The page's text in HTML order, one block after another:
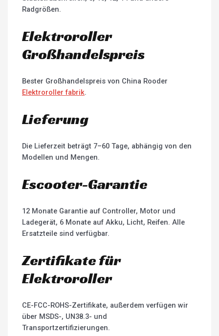
Radgrößen.
Elektroroller
Großhandelspreis
Bester Großhandelspreis von China Rooder
Elektroroller fabrik.
Lieferung
Die Lieferzeit beträgt 7–60 Tage, abhängig von den
Modellen und Mengen.
Escooter-Garantie
12 Monate Garantie auf Controller, Motor und
Ladegerät, 6 Monate auf Akku, Licht, Reifen. Alle
Ersatzteile sind verfügbar.
Zertifikate für
Elektroroller
CE-FCC-ROHS-Zertifikate, außerdem verfügen wir
über MSDS-, UN38.3- und
Transportzertifizierungen.